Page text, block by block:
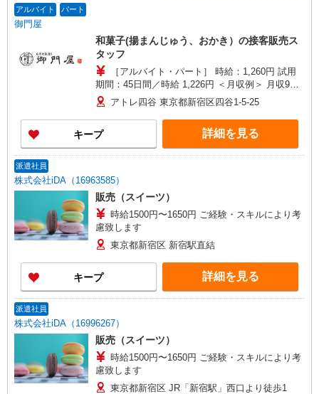
アルバイト パート
御門屋
和菓子(揚まんじゅう、おかき）の接客販売ス
タッフ
［アルバイト・パート］ 時給：1,260円 試用
期間：45日間／時給 1,226円 ＜月収例＞ 月収9万
720円／時給1260円、週3日、1日6時間で勤務。
月収9万720円の収入。(月4週換算で計算した目安
金額です。)
アトレ四谷 東京都新宿区四谷1-5-25
キープ 詳細を見る
派遣社員
株式会社iDA（16963585）
販売（スイーツ）
時給1500円〜1650円 ご経験・スキルにより考
慮致します
東京都新宿区 新宿駅直結
キープ 詳細を見る
派遣社員
株式会社iDA（16996267）
販売（スイーツ）
時給1500円〜1650円 ご経験・スキルにより考
慮致します
東京都新宿区 JR「新宿駅」西口より徒歩1